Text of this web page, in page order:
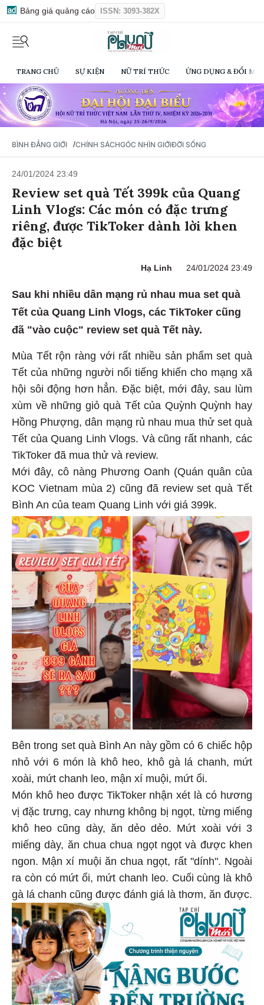
Bảng giá quảng cáo ISSN: 3093-382X
TRANG CHỦ SỰ KIỆN NỮ TRÍ THỨC ỨNG DỤNG & ĐỔI
BÌNH ĐẲNG GIỚI /CHÍNH SÁCHGÓC NHÌN GIỚIĐỜI SỐNG
24/01/2024 23:49
Review set quà Tết 399k của Quang
Linh Vlogs: Các món có đặc trưng
riêng, được TikToker dành lời khen
đặc biệt
Hạ Linh 24/01/2024 23:49
Sau khi nhiều dân mạng rủ nhau mua set quà
Tết của Quang Linh Vlogs, các TikToker cũng
đã "vào cuộc" review set quà Tết này.
Mùa Tết rộn ràng với rất nhiều sản phẩm set quà
Tết của những người nổi tiếng khiến cho mạng xã
hội sôi động hơn hẳn. Đặc biệt, mới đây, sau lùm
xùm về những giỏ quà Tết của Quỳnh Quỳnh hay
Hồng Phượng, dân mạng rủ nhau mua thử set quà
Tết của Quang Linh Vlogs. Và cũng rất nhanh, các
TikToker đã mua thử và review.
Mới đây, cô nàng Phương Oanh (Quán quân của
KOC Vietnam mùa 2) cũng đã review set quà Tết
Bình An của team Quang Linh với giá 399k.
Bên trong set quà Bình An này gồm có 6 chiếc hộp
nhỏ với 6 món là khô heo, khô gà lá chanh, mứt
xoài, mứt chanh leo, mận xí muội, mứt ổi.
Món khô heo được TikToker nhận xét là có hương
vị đặc trưng, cay nhưng không bị ngọt, từng miếng
khô heo cũng dày, ăn dẻo dẻo. Mứt xoài với 3
miếng dày, ăn chua chua ngọt ngọt và được khen
ngon. Mận xí muội ăn chua ngọt, rất "dính". Ngoài
ra còn có mứt ổi, mứt chanh leo. Cuối cùng là khô
gà lá chanh cũng được đánh giá là thơm, ăn được.